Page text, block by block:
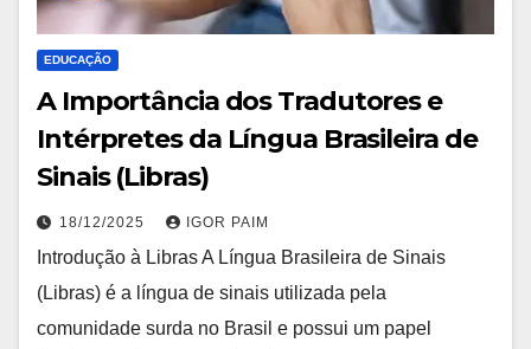
EDUCAÇÃO
A Importância dos Tradutores e
Intérpretes da Língua Brasileira de
Sinais (Libras)
18/12/2025 IGOR PAIM
Introdução à Libras A Língua Brasileira de Sinais
(Libras) é a língua de sinais utilizada pela
comunidade surda no Brasil e possui um papel